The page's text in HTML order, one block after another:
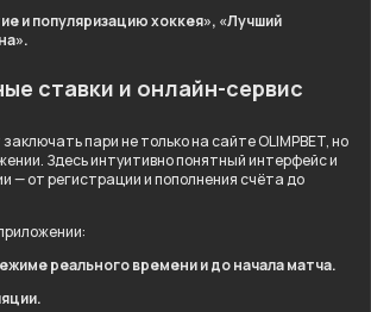
и популяризацию хоккея», «Лучший
ставки и онлайн-сервис
пари не только на сайте OLIMPBET, но
Здесь интуитивно понятный интерфейс и
— от регистрации и пополнения счёта до
реального времени и до начала матча.